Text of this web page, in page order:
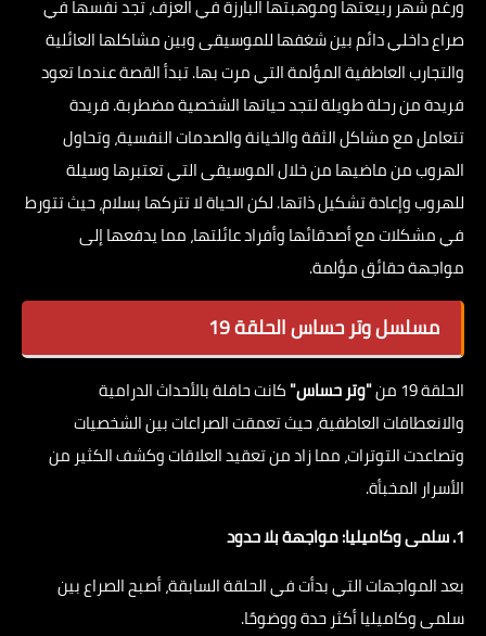
ورغم شهر ربيعتها وموهبتها البارزة في العزف، تجد نفسها في
صراع داخلي دائم بين شغفها للموسيقى وبين مشاكلها العائلية
والتجارب العاطفية المؤلمة التي مرت بها. تبدأ القصة عندما تعود
فريدة من رحلة طويلة لتجد حياتها الشخصية مضطربة. فريدة
تتعامل مع مشاكل الثقة والخيانة والصدمات النفسية، وتحاول
الهروب من ماضيها من خلال الموسيقى التي تعتبرها وسيلة
للهروب وإعادة تشكيل ذاتها. لكن الحياة لا تتركها بسلام، حيث تتورط
في مشكلات مع أصدقائها وأفراد عائلتها، مما يدفعها إلى
مواجهة حقائق مؤلمة.
مسلسل وتر حساس الحلقة 19
الحلقة 19 من "وتر حساس"كانت حافلة بالأحداث الدرامية
والانعطافات العاطفية، حيث تعمقت الصراعات بين الشخصيات
وتصاعدت التوترات، مما زاد من تعقيد العلاقات وكشف الكثير من
الأسرار المخبأة.
1. سلمى وكاميليا: مواجهة بلا حدود
بعد المواجهات التي بدأت في الحلقة السابقة، أصبح الصراع بين
سلمى وكاميليا أكثر حدة ووضوحًا.